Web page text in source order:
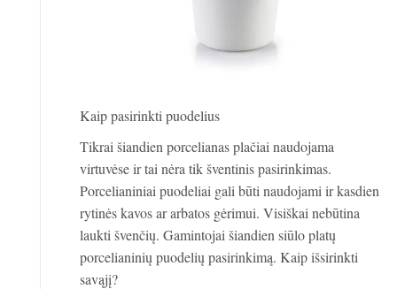
Kaip pasirinkti puodelius
Tikrai šiandien porcelianas plačiai naudojama
virtuvėse ir tai nėra tik šventinis pasirinkimas.
Porcelianiniai puodeliai gali būti naudojami ir kasdien
rytinės kavos ar arbatos gėrimui. Visiškai nebūtina
laukti švenčių. Gamintojai šiandien siūlo platų
porcelianinių puodelių pasirinkimą. Kaip išsirinkti
savąjį?